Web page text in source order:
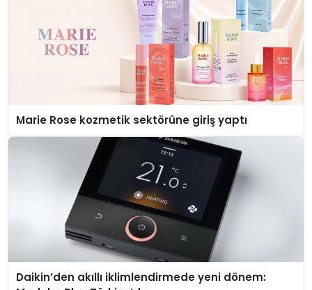
Marie Rose kozmetik sektörüne giriş yaptı
Daikin’den akıllı iklimlendirmede yeni dönem: